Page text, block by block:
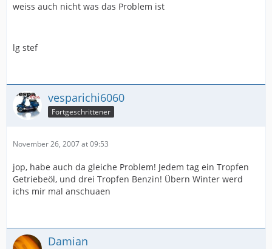
weiss auch nicht was das Problem ist
lg stef
vesparichi6060
Fortgeschrittener
November 26, 2007 at 09:53
jop, habe auch da gleiche Problem! Jedem tag ein Tropfen
Getriebeöl, und drei Tropfen Benzin! Übern Winter werd
ichs mir mal anschuaen
Damian